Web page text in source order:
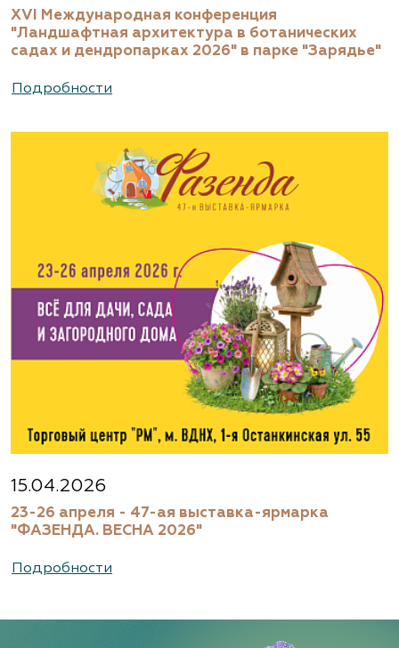
XVI Международная конференция
"Ландшафтная архитектура в ботанических
садах и дендропарках 2026" в парке "Зарядье"
Подробности
15.04.2026
23-26 апреля - 47-ая выставка-ярмарка
"ФАЗЕНДА. ВЕСНА 2026"
Подробности